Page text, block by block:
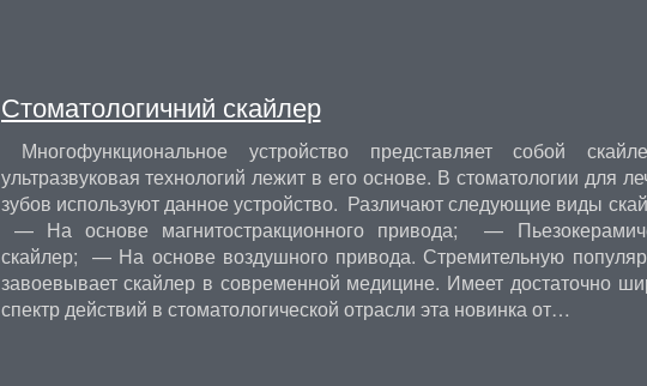
Стоматологичний скайлер
Многофункциональное устройство представляет собой
ультразвуковая технологий лежит в его основе. В стоматологии для
зубов используют данное устройство. Различают следующие виды
— На основе магнитостракционного привода; —
скайлер; — На основе воздушного привода. Стремительную
завоевывает скайлер в современной медицине. Имеет достаточно
спектр действий в стоматологической отрасли эта новинка от…